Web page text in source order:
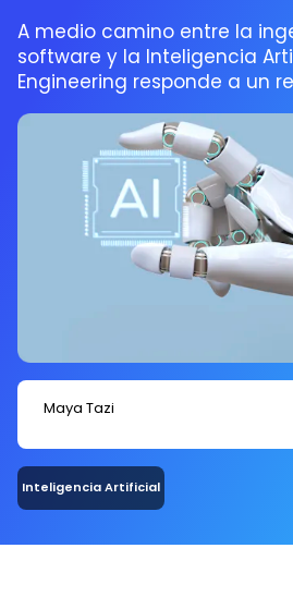
A medio camino entre la
software y la Inteligencia
Engineering responde a un
empresas: convertir
productos fiables, útiles y
escala.
Maya Tazi
Inteligencia Artificial